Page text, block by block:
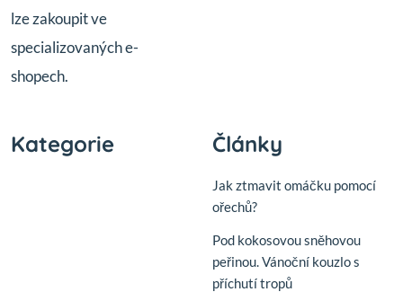
lze zakoupit ve
specializovaných e-
shopech.
Kategorie Články
Jak ztmavit omáčku pomocí
ořechů?
Pod kokosovou sněhovou
peřinou. Vánoční kouzlo s
příchutí tropů